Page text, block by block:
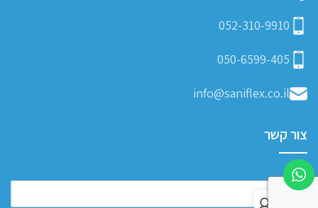
052-310-9910
050-6599-405
info@saniflex.co.il
צור קשר